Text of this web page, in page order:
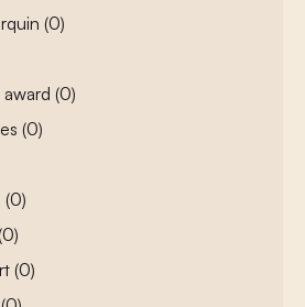
(0)
(0)
(0)
(0)
(0)